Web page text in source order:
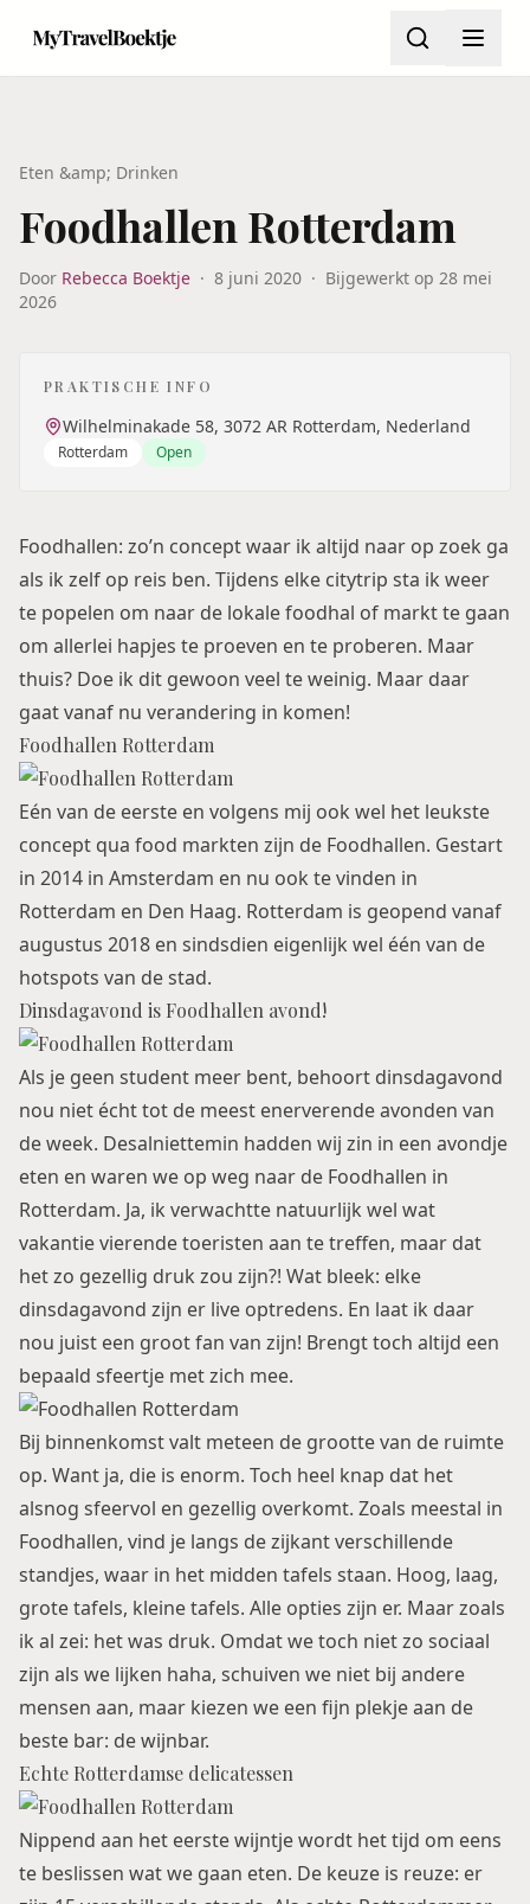
Eten &amp; Drinken
Foodhallen Rotterdam
Door Rebecca Boektje · 8 juni 2020 · Bijgewerkt op 28 mei
2026
PRAKTISCHE INFO
Wilhelminakade 58, 3072 AR Rotterdam, Nederland
Rotterdam Open
Foodhallen: zo’n concept waar ik altijd naar op zoek ga
als ik zelf op reis ben. Tijdens elke citytrip sta ik weer
te popelen om naar de lokale foodhal of markt te gaan
om allerlei hapjes te proeven en te proberen. Maar
thuis? Doe ik dit gewoon veel te weinig. Maar daar
gaat vanaf nu verandering in komen!
Foodhallen Rotterdam
Eén van de eerste en volgens mij ook wel het leukste
concept qua food markten zijn de Foodhallen. Gestart
in 2014 in Amsterdam en nu ook te vinden in
Rotterdam en Den Haag. Rotterdam is geopend vanaf
augustus 2018 en sindsdien eigenlijk wel één van de
hotspots van de stad.
Dinsdagavond is Foodhallen avond!
Als je geen student meer bent, behoort dinsdagavond
nou niet écht tot de meest enerverende avonden van
de week. Desalniettemin hadden wij zin in een avondje
eten en waren we op weg naar de Foodhallen in
Rotterdam. Ja, ik verwachtte natuurlijk wel wat
vakantie vierende toeristen aan te treffen, maar dat
het zo gezellig druk zou zijn?! Wat bleek: elke
dinsdagavond zijn er live optredens. En laat ik daar
nou juist een groot fan van zijn! Brengt toch altijd een
bepaald sfeertje met zich mee.
Bij binnenkomst valt meteen de grootte van de ruimte
op. Want ja, die is enorm. Toch heel knap dat het
alsnog sfeervol en gezellig overkomt. Zoals meestal in
Foodhallen, vind je langs de zijkant verschillende
standjes, waar in het midden tafels staan. Hoog, laag,
grote tafels, kleine tafels. Alle opties zijn er. Maar zoals
ik al zei: het was druk. Omdat we toch niet zo sociaal
zijn als we lijken haha, schuiven we niet bij andere
mensen aan, maar kiezen we een fijn plekje aan de
beste bar: de wijnbar.
Echte Rotterdamse delicatessen
Nippend aan het eerste wijntje wordt het tijd om eens
te beslissen wat we gaan eten. De keuze is reuze: er